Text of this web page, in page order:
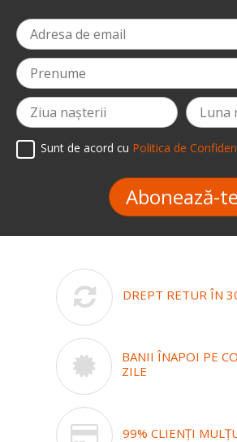
Sunt de acord cu Politica de
Abonează-te
DREPT RETUR ÎN
BANII ÎNAPOI PE
ZILE
99% CLIENȚI